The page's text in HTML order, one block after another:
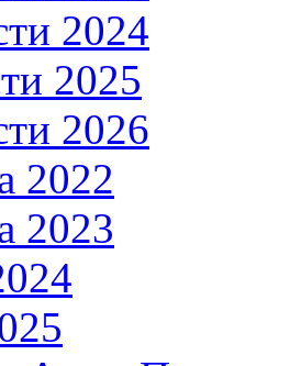
2024
2025
2026
2022
2023